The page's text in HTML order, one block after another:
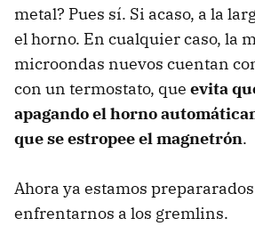
metal? Pues sí. Si acaso, a la
el horno. En cualquier caso, la
microondas nuevos cuentan
con un termostato, que evita
apagando el horno
que se estropee el magnetrón.
Ahora ya estamos
enfrentarnos a los gremlins.